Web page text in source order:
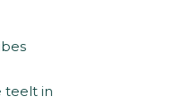
teelt in